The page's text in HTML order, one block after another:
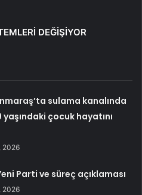
DEĞİŞİYOR
sulama kanalında
çocuk hayatını
2026
Parti ve süreç açıklaması
2026